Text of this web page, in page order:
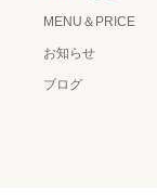
MENU＆PRICE
お知らせ
ブログ